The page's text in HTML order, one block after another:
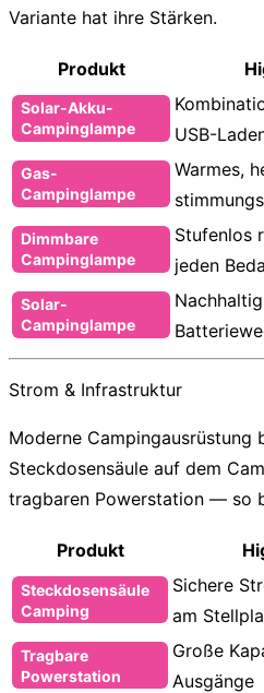
Variante hat ihre Stärken.
Produkt
Solar-Akku-
Campinglampe
USB-
Gas-
Campinglampe
Warmes,
Dimmbare
Campinglampe
Stufenlos
jeden
Solar-
Campinglampe
Strom & Infrastruktur
Moderne Campingausrüstung
Steckdosensäule auf dem
tragbaren Powerstation — so
Produkt
Steckdosensäule
Camping
Sichere
am
Tragbare
Powerstation
Große
Ausgänge